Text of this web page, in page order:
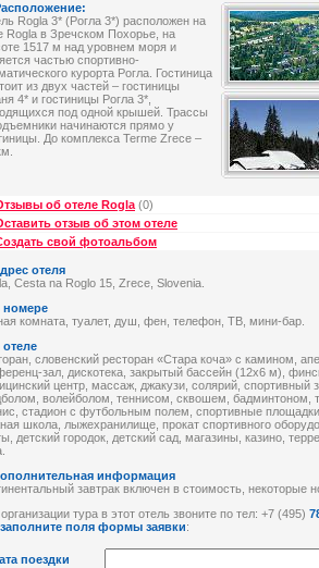
Rogla 3* (Рогла 3*) расположен на
Rogla в Зречском Похорье, на
1517 м над уровнем моря и
частью спортивно-
курорта Рогла. Гостиница
из двух частей – гостиницы
4* и гостиницы Рогла 3*,
под одной крышей. Трассы
начинаются прямо у
До комплекса Terme Zrece –
об отеле Rogla(0)
отзыв об этом отеле
свой фотоальбом
отеля
Cesta na Roglo 15, Zrece, Slovenia.
номере
комната, туалет, душ, фен, телефон, ТВ, мини-бар.
отеле
словенский ресторан «Стара коча» с камином,
зал, дискотека, закрытый бассейн (12х6 м),
центр, массаж, джакузи, солярий, спортивный
волейболом, теннисом, сквошем, бадминтоном,
стадион с футбольным полем, спортивные
школа, лыжехранилище, прокат спортивного
детский городок, детский сад, магазины, казино,
информация
завтрак включен в стоимость, некоторые
тура в этот отель звоните по тел: +7 (495)
заполните поля формы заявки:
поездки